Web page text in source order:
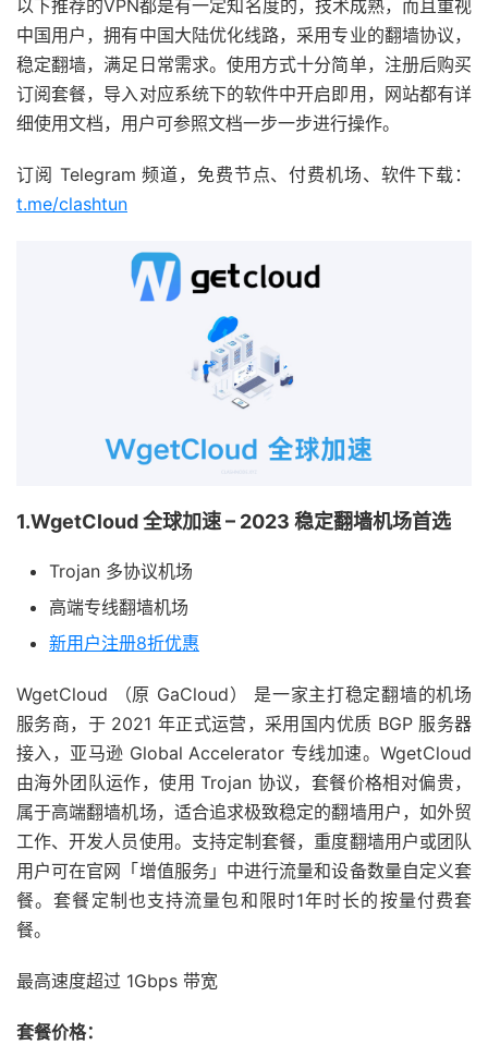
以下推荐的VPN都是有一定知名度的，技术成熟，而且重视
中国用户，拥有中国大陆优化线路，采用专业的翻墙协议，
稳定翻墙，满足日常需求。使用方式十分简单，注册后购买
订阅套餐，导入对应系统下的软件中开启即用，网站都有详
细使用文档，用户可参照文档一步一步进行操作。
订阅 Telegram 频道，免费节点、付费机场、软件下载：
t.me/clashtun
1.WgetCloud 全球加速 – 2023 稳定翻墙机场首选
Trojan 多协议机场
高端专线翻墙机场
新用户注册8折优惠
WgetCloud （原 GaCloud） 是一家主打稳定翻墙的机场
服务商，于 2021 年正式运营，采用国内优质 BGP 服务器
接入，亚马逊 Global Accelerator 专线加速。WgetCloud
由海外团队运作，使用 Trojan 协议，套餐价格相对偏贵，
属于高端翻墙机场，适合追求极致稳定的翻墙用户，如外贸
工作、开发人员使用。支持定制套餐，重度翻墙用户或团队
用户可在官网「增值服务」中进行流量和设备数量自定义套
餐。套餐定制也支持流量包和限时1年时长的按量付费套
餐。
最高速度超过 1Gbps 带宽
套餐价格：